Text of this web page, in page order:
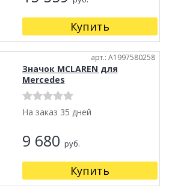
Купить
арт.: A1997580258
Значок MCLAREN для
Mercedes
На заказ 35 дней
9 680 руб.
Купить